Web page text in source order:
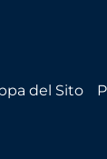
del Sito